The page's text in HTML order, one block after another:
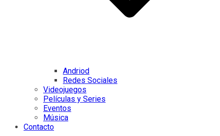
Andriod
Redes Sociales
Videojuegos
Películas y Series
Eventos
Música
Contacto